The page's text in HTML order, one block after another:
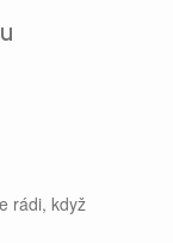
rádi, když